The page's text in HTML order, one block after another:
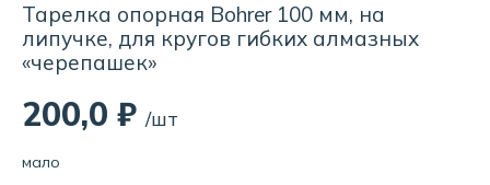
Тарелка опорная Bohrer 100 мм, на
липучке, для кругов гибких алмазных
«черепашек»
200,0 ₽ /шт
мало